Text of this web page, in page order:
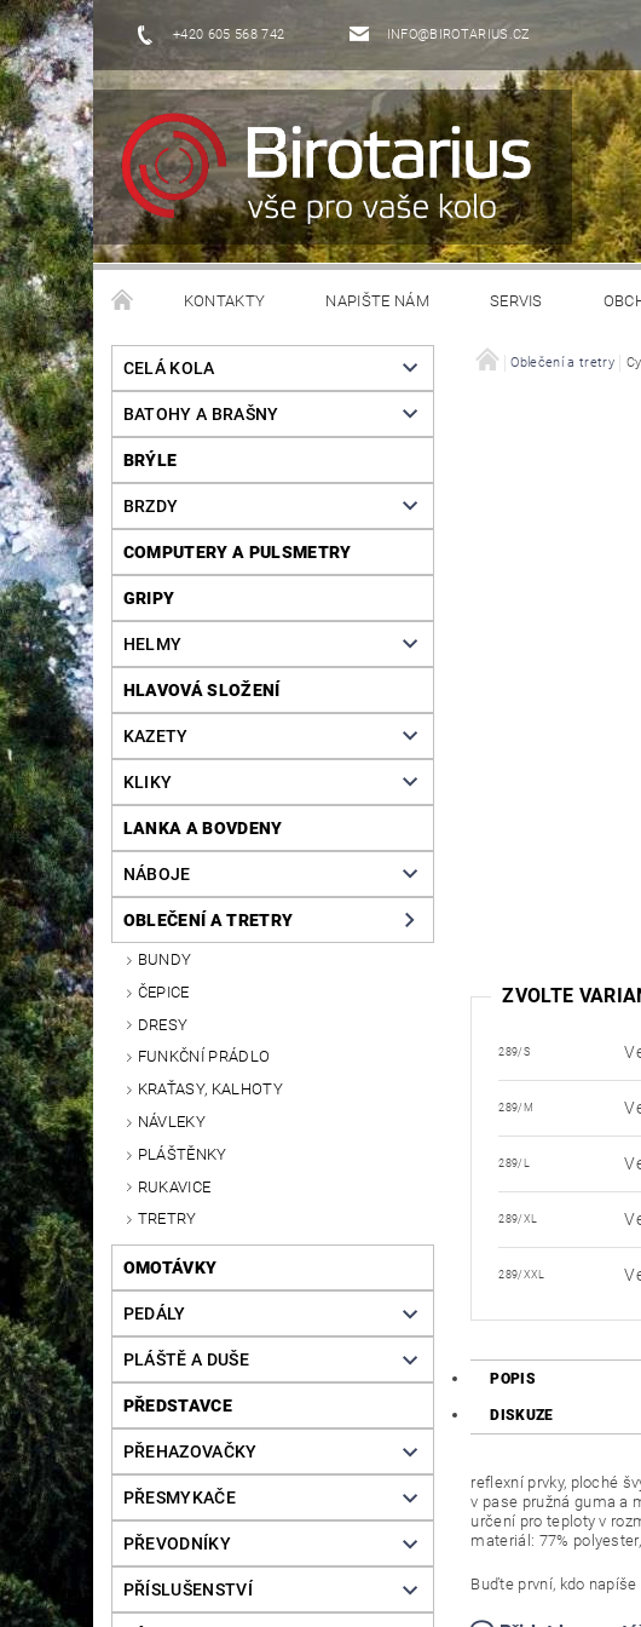
+420 605 568 742 INFO@BIROTARIUS.CZ
KONTAKTY NAPIŠTE NÁM SERVIS
CELÁ KOLA
BATOHY A BRAŠNY
BRÝLE
BRZDY
COMPUTERY A PULSMETRY
GRIPY
HELMY
HLAVOVÁ SLOŽENÍ
KAZETY
KLIKY
LANKA A BOVDENY
NÁBOJE
OBLEČENÍ A TRETRY
BUNDY
ČEPICE
DRESY
FUNKČNÍ PRÁDLO
KRAŤASY, KALHOTY
NÁVLEKY
PLÁŠTĚNKY
RUKAVICE
TRETRY
OMOTÁVKY
PEDÁLY
PLÁŠTĚ A DUŠE
PŘEDSTAVCE
PŘEHAZOVAČKY
PŘESMYKAČE
PŘEVODNÍKY
PŘÍSLUŠENSTVÍ
Oblečení a tretry
ZVOLTE
289/S
289/M
289/L
289/XL
289/XXL
POPIS
DISKUZE
reflexní prvky, ploché
v pase pružná guma a
určení pro teploty v
materiál: 77%
Buďte první, kdo